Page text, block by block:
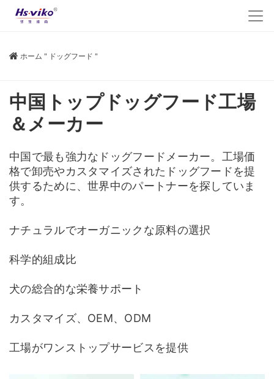
ホーム " ドッグフード "
中国トップドッグフード工場
＆メーカー
中国で最も強力なドッグフードメーカー。工場価
格で卸売やカスタマイズされたドッグフードを提
供するために、世界中のパートナーを探していま
す。
ナチュラルでオーガニックな原料の選択
科学的組成比
犬の総合的な栄養サポート
カスタマイズ、OEM、ODM
工場がワンストップサービスを提供